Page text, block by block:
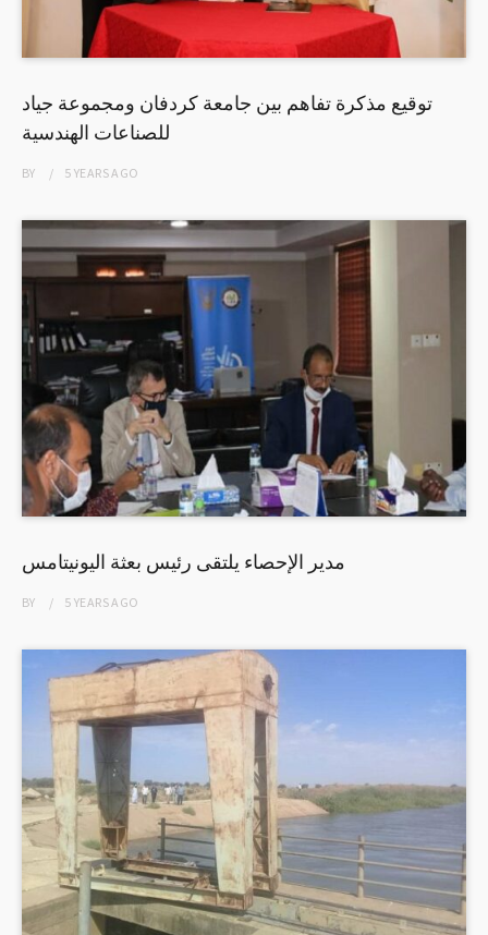
توقيع مذكرة تفاهم بين جامعة كردفان ومجموعة جياد
للصناعات الهندسية
BY 5 YEARSAGO
مدير الإحصاء يلتقى رئيس بعثة اليونيتامس
BY 5 YEARSAGO